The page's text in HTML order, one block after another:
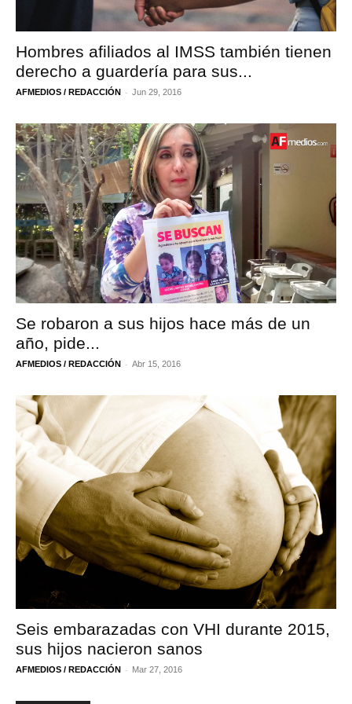
Hombres afiliados al IMSS también tienen
derecho a guardería para sus...
AFMEDIOS / REDACCIÓN - Jun 29, 2016
Se robaron a sus hijos hace más de un
año, pide...
AFMEDIOS / REDACCIÓN - Abr 15, 2016
Seis embarazadas con VHI durante 2015,
sus hijos nacieron sanos
AFMEDIOS / REDACCIÓN - Mar 27, 2016